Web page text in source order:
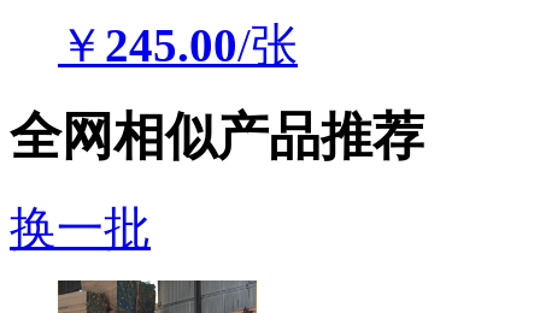
￥ 245.00/张
全网相似产品推荐
换一批